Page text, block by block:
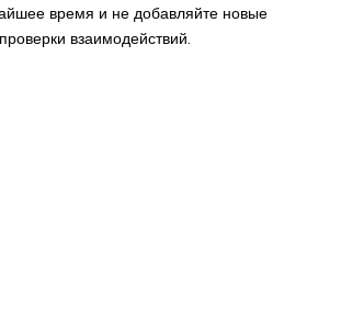
время и не добавляйте новые
взаимодействий.